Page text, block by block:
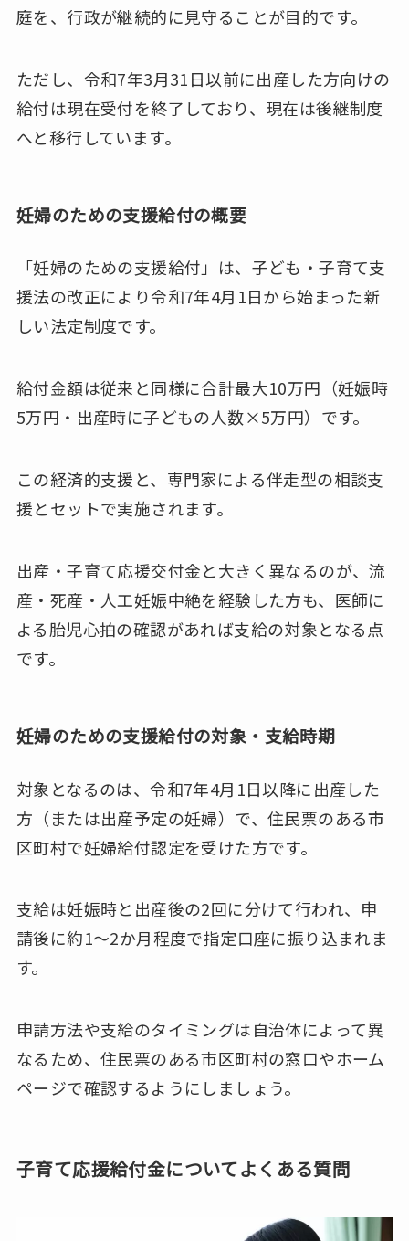
庭を、行政が継続的に見守ることが目的です。
ただし、令和7年3月31日以前に出産した方向けの
給付は現在受付を終了しており、現在は後継制度
へと移行しています。
妊婦のための支援給付の概要
「妊婦のための支援給付」は、子ども・子育て支
援法の改正により令和7年4月1日から始まった新
しい法定制度です。
給付金額は従来と同様に合計最大10万円（妊娠時
5万円・出産時に子どもの人数×5万円）です。
この経済的支援と、専門家による伴走型の相談支
援とセットで実施されます。
出産・子育て応援交付金と大きく異なるのが、流
産・死産・人工妊娠中絶を経験した方も、医師に
よる胎児心拍の確認があれば支給の対象となる点
です。
妊婦のための支援給付の対象・支給時期
対象となるのは、令和7年4月1日以降に出産した
方（または出産予定の妊婦）で、住民票のある市
区町村で妊婦給付認定を受けた方です。
支給は妊娠時と出産後の2回に分けて行われ、申
請後に約1〜2か月程度で指定口座に振り込まれま
す。
申請方法や支給のタイミングは自治体によって異
なるため、住民票のある市区町村の窓口やホーム
ページで確認するようにしましょう。
子育て応援給付金についてよくある質問